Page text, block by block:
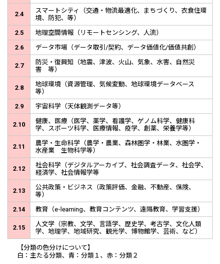
2.4
スマートシティ（交通・物流最適化、まちづくり、衣食住環
境、防犯、等）
2.5
地理空間情報（リモートセンシング、人流）
2.6
データ市場（データ取引/契約、データ価値化/価値共創）
2.7
防災・復興知（地震、津波、火山、気象、水害、自然災
害 等）
2.8
地球環境（資源管理、気候変動、地球環境データベース
等）
2.9
宇宙科学（天体観測データ等）
2.10
健康、医療（医学、薬学、看護学、ゲノム科学、健康科
学、スポーツ科学、医療情報、疫学、創薬、栄養学等）
2.11
農学・生命科学（農学・農業、森林圏学・林業、水圏学・
水産業 生物科学等）
2.12
社会科学（デジタルアーカイブ、社会調査データ、社会学、
経済学、社会情報学等
2.13
公共政策・ビジネス（政策評価、金融、不動産、保険、
等）
2.14
教育（e-learning、教育コンテンツ、遠隔教育、学習支援）
2.15
人文学（宗教、文学、言語学、歴史学、考古学、文化人類
学、地理学、地域研究、観光学、博物館学、芸術、など）
【分類の色分けについて】
白：主たる分類、青：分類１、赤：分類２